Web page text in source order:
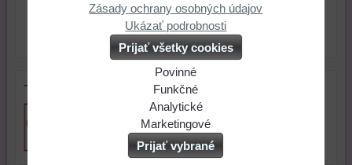
Tip na darček
Zásady ochrany osobných údajov
Ukázať podrobnosti
Prijať všetky cookies
Povinné
Funkčné
Analytické
Marketingové
Prijať vybrané